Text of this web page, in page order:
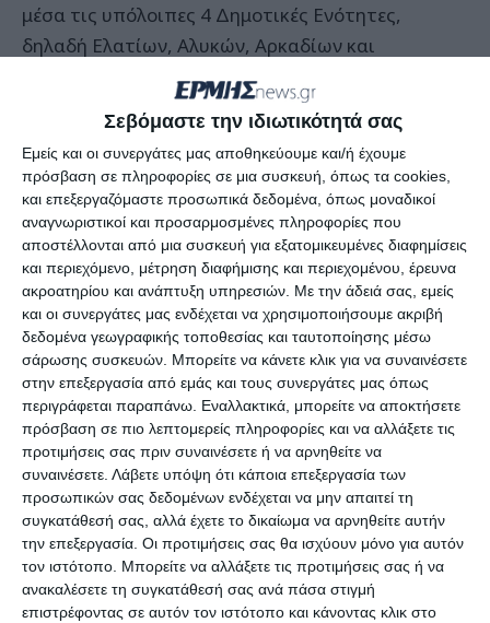
Σεβόμαστε την ιδιωτικότητά σας
Εμείς και οι συνεργάτες μας αποθηκεύουμε και/ή έχουμε
πρόσβαση σε πληροφορίες σε μια συσκευή, όπως τα cookies,
και επεξεργαζόμαστε προσωπικά δεδομένα, όπως μοναδικοί
αναγνωριστικοί και προσαρμοσμένες πληροφορίες που
αποστέλλονται από μια συσκευή για εξατομικευμένες διαφημίσεις
και περιεχόμενο, μέτρηση διαφήμισης και περιεχομένου, έρευνα
ακροατηρίου και ανάπτυξη υπηρεσιών. Με την άδειά σας, εμείς
και οι συνεργάτες μας ενδέχεται να χρησιμοποιήσουμε ακριβή
δεδομένα γεωγραφικής τοποθεσίας και ταυτοποίησης μέσω
σάρωσης συσκευών. Μπορείτε να κάνετε κλικ για να συναινέσετε
στην επεξεργασία από εμάς και τους συνεργάτες μας όπως
περιγράφεται παραπάνω. Εναλλακτικά, μπορείτε να αποκτήσετε
πρόσβαση σε πιο λεπτομερείς πληροφορίες και να αλλάξετε τις
προτιμήσεις σας πριν συναινέσετε ή να αρνηθείτε να
συναινέσετε. Λάβετε υπόψη ότι κάποια επεξεργασία των
προσωπικών σας δεδομένων ενδέχεται να μην απαιτεί τη
συγκατάθεσή σας, αλλά έχετε το δικαίωμα να αρνηθείτε αυτήν
την επεξεργασία. Οι προτιμήσεις σας θα ισχύουν μόνο για αυτόν
τον ιστότοπο. Μπορείτε να αλλάξετε τις προτιμήσεις σας ή να
ανακαλέσετε τη συγκατάθεσή σας ανά πάσα στιγμή
επιστρέφοντας σε αυτόν τον ιστότοπο και κάνοντας κλικ στο
μέσα τις υπόλοιπες 4 Δημοτικές Ενότητες,
δηλαδή Ελατίων, Αλυκών, Αρκαδίων και
Η απόφαση
Η απόφαση του υπουργείου Κλιματικής Κρίσης
και Πολιτικής Προστασίας αναφέρει πως
κηρύσσονται σε κατάσταση Έκτακτης Ανάγκης
Πολιτικής Προστασίας οι Δημοτικές Ενότητες για
την αντιμετώπιση των εκτάκτων αναγκών και
την διαχείριση των συνεπειών που προέκυψαν
από δασική πυρκαγιά που εκδηλώθηκε στις 12-
08-2025 στην ανωτέρω περιοχή. Η εν λόγω
κήρυξη θα ισχύει από την ημερομηνία εκδήλωσης
του φαινομένου και για τρείς (3) μήνες, ήτοι έως
και 12 Νοεμβρίου 2025 Μετά το πέρας του
καθορισθέντος χρόνου, θα γίνει, δίχως νέο
έγγραφο, άρση της παραπάνω κατάστασης
Έκτακτης Ανάγκης Πολιτικής Προστασίας.